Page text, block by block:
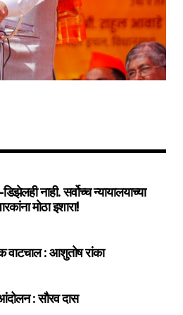
नाही. सर्वोच्च न्यायालयाच्या
मोठा इशारा!
वाटचाल : आशुतोष रांका
: सौरव दास